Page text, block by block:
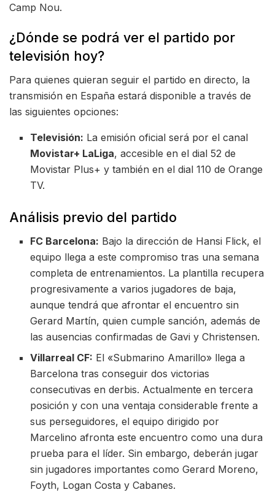
Camp Nou.
¿Dónde se podrá ver el partido por
televisión hoy?
Para quienes quieran seguir el partido en directo, la
transmisión en España estará disponible a través de
las siguientes opciones:
Televisión: La emisión oficial será por el canal
Movistar+ LaLiga, accesible en el dial 52 de
Movistar Plus+ y también en el dial 110 de Orange
TV.
Análisis previo del partido
FC Barcelona: Bajo la dirección de Hansi Flick, el
equipo llega a este compromiso tras una semana
completa de entrenamientos. La plantilla recupera
progresivamente a varios jugadores de baja,
aunque tendrá que afrontar el encuentro sin
Gerard Martín, quien cumple sanción, además de
las ausencias confirmadas de Gavi y Christensen.
Villarreal CF: El «Submarino Amarillo» llega a
Barcelona tras conseguir dos victorias
consecutivas en derbis. Actualmente en tercera
posición y con una ventaja considerable frente a
sus perseguidores, el equipo dirigido por
Marcelino afronta este encuentro como una dura
prueba para el líder. Sin embargo, deberán jugar
sin jugadores importantes como Gerard Moreno,
Foyth, Logan Costa y Cabanes.